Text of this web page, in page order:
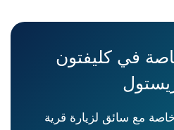
في كليفتون
مع سائق لزيارة قرية